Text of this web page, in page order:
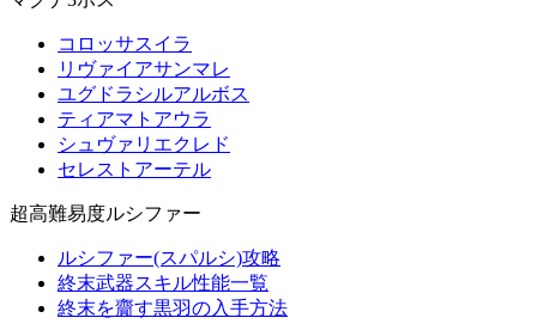
コロッサスイラ
リヴァイアサンマレ
ユグドラシルアルボス
ティアマトアウラ
シュヴァリエクレド
セレストアーテル
超高難易度ルシファー
ルシファー(スパルシ)攻略
終末武器スキル性能一覧
終末を齎す黒羽の入手方法